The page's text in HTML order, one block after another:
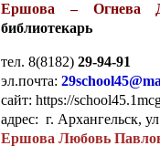
Ершова – Огнева
библиотекарь
тел. 8(8182) 29-94-91
эл.почта:
сайт: https://
адрес: г. Архангельск,
Ершова Любовь